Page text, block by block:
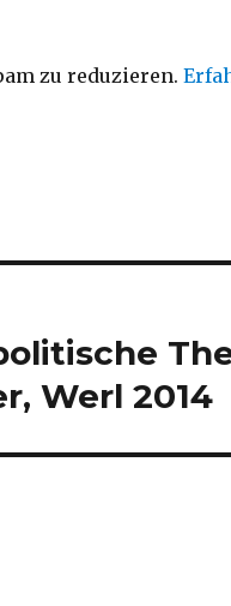
zu reduzieren.
Werl 2014